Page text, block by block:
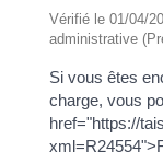
Vérifié le 01/04/
administrative
Si vous êtes
charge, vous
href="https://